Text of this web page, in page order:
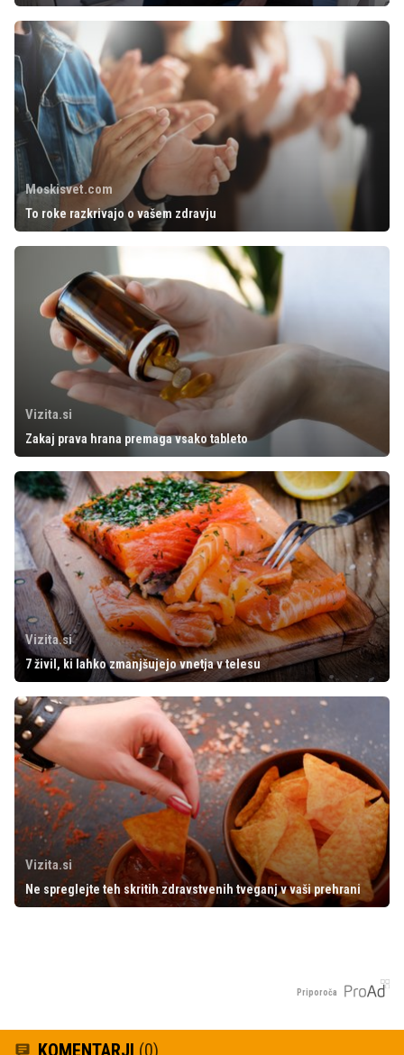
Moskisvet.com
To roke razkrivajo o vašem zdravju
Vizita.si
Zakaj prava hrana premaga vsako tableto
Vizita.si
7 živil, ki lahko zmanjšujejo vnetja v telesu
Vizita.si
Ne spreglejte teh skritih zdravstvenih tveganj v vaši prehrani
Priporoča
KOMENTARJI (0)